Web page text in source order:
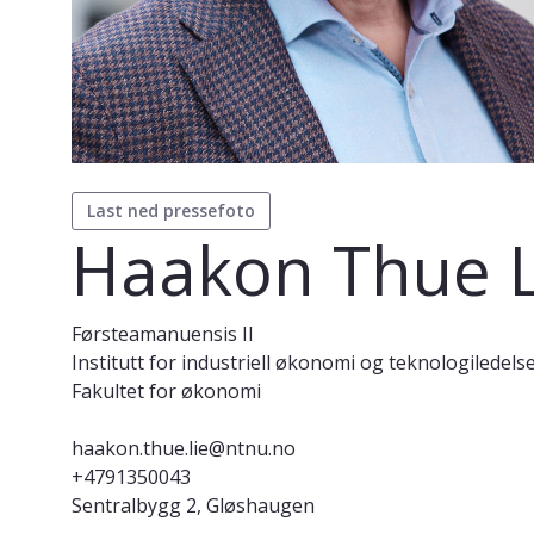
Last ned pressefoto
Haakon Thue
Førsteamanuensis II
Institutt for industriell økonomi og
Fakultet for økonomi
haakon.thue.lie@ntnu.no
+4791350043
Sentralbygg 2, Gløshaugen